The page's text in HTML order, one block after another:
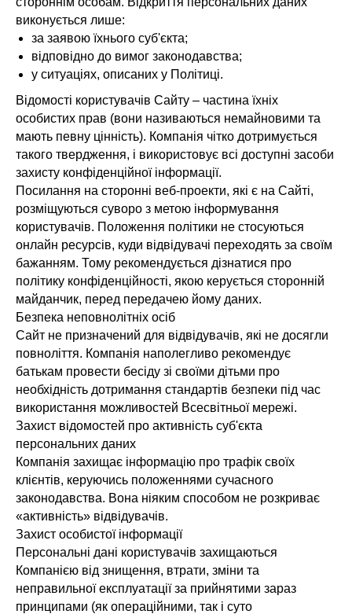
виконується лише:
за заявою їхнього суб'єкта;
відповідно до вимог законодавства;
у ситуаціях, описаних у Політиці.
Відомості користувачів Сайту – частина їхніх
особистих прав (вони називаються немайновими та
мають певну цінність). Компанія чітко дотримується
такого твердження, і використовує всі доступні засоби
захисту конфіденційної інформації.
Посилання на сторонні веб-проекти, які є на Сайті,
розміщуються суворо з метою інформування
користувачів. Положення політики не стосуються
онлайн ресурсів, куди відвідувачі переходять за своїм
бажанням. Тому рекомендується дізнатися про
політику конфіденційності, якою керується сторонній
майданчик, перед передачею йому даних.
Безпека неповнолітніх осіб
Сайт не призначений для відвідувачів, які не досягли
повноліття. Компанія наполегливо рекомендує
батькам провести бесіду зі своїми дітьми про
необхідність дотримання стандартів безпеки під час
використання можливостей Всесвітньої мережі.
Захист відомостей про активність суб'єкта
персональних даних
Компанія захищає інформацію про трафік своїх
клієнтів, керуючись положеннями сучасного
законодавства. Вона ніяким способом не розкриває
«активність» відвідувачів.
Захист особистої інформації
Персональні дані користувачів захищаються
Компанією від знищення, втрати, зміни та
неправильної експлуатації за прийнятими зараз
принципами (як операційними, так і суто